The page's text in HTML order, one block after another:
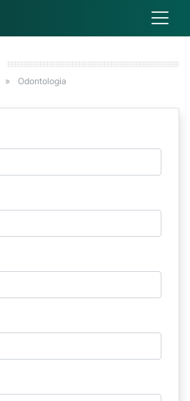
Odontologia